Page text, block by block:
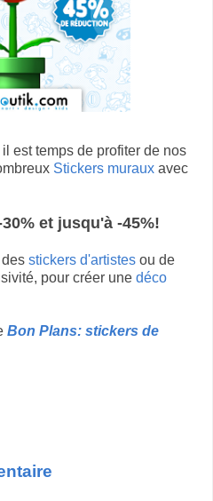
est temps de profiter de nos
Stickers muraux avec
et jusqu'à -45%!
stickers d'artistes ou de
pour créer une déco
Bon Plans: stickers de